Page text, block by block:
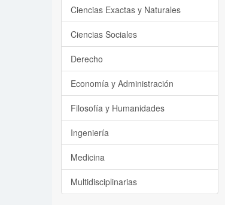
Ciencias Exactas y Naturales
Ciencias Sociales
Derecho
Economía y Administración
Filosofía y Humanidades
Ingeniería
Medicina
Multidisciplinarias